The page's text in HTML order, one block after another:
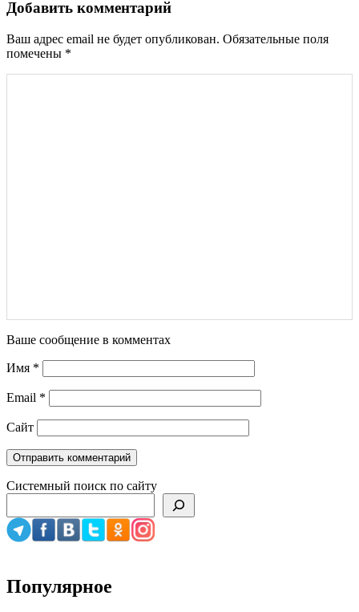
записям
Добавить комментарий
Ваш адрес email не будет опубликован. Обязательные поля
помечены *
Ваше сообщение в комментах
Имя *
Email *
Сайт
Системный поиск по сайту
Популярное